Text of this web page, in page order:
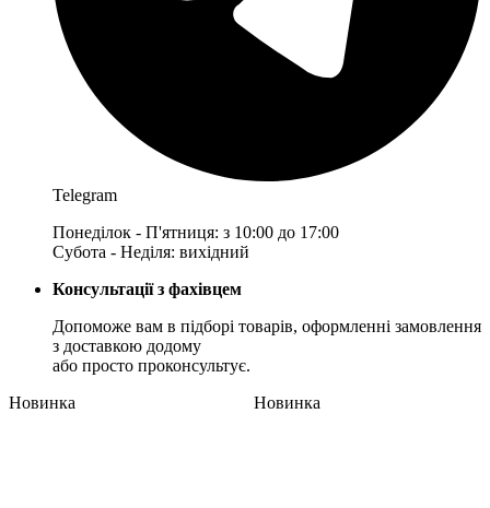
Telegram
Понеділок - П'ятниця: з 10:00 до 17:00
Субота - Неділя: вихідний
Консультації з фахівцем
Допоможе вам в підборі товарів, оформленні замовлення
з доставкою додому
або просто проконсультує.
Новинка
Новинка